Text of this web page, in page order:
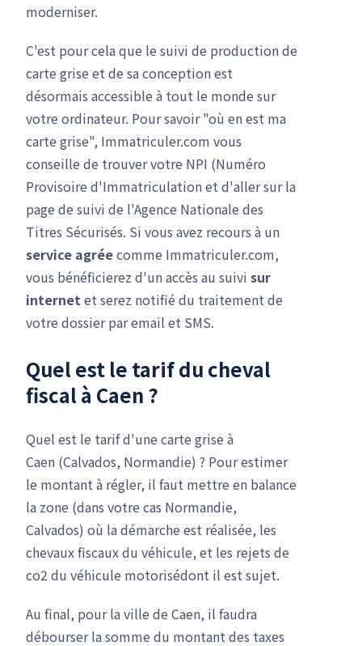
moderniser.
C'est pour cela que le suivi de production de
carte grise et de sa conception est
désormais accessible à tout le monde sur
votre ordinateur. Pour savoir "où en est ma
carte grise", Immatriculer.com vous
conseille de trouver votre NPI (Numéro
Provisoire d'Immatriculation et d'aller sur la
page de suivi de l'Agence Nationale des
Titres Sécurisés. Si vous avez recours à un
service agréecomme Immatriculer.com,
vous bénéficierez d'un accès au suivi sur
internetet serez notifié du traitement de
votre dossier par email et SMS.
Quel est le tarif du cheval
fiscal à Caen ?
Quel est le tarif d'une carte grise à
Caen (Calvados, Normandie) ? Pour estimer
le montant à régler, il faut mettre en balance
la zone (dans votre cas Normandie,
Calvados) où la démarche est réalisée, les
chevaux fiscaux du véhicule, et les rejets de
co2 du véhicule motorisédont il est sujet.
Au final, pour la ville de Caen, il faudra
débourser la somme du montant des taxes